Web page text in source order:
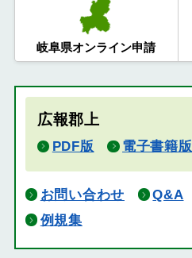
岐阜県オンライン申請
広報郡上
PDF版 電子書籍版
お問い合わせ Q&A
例規集